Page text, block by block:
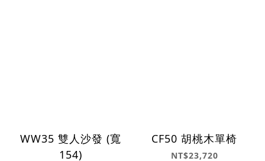
WW35 雙人沙發 (寬
154)
CF50 胡桃木單椅
NT$23,720